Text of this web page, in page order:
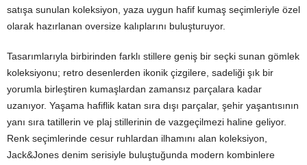
satışa sunulan koleksiyon, yaza uygun hafif kumaş seçimleriyle özel
olarak hazırlanan oversize kalıplarını buluşturuyor.
Tasarımlarıyla birbirinden farklı stillere geniş bir seçki sunan gömlek
koleksiyonu; retro desenlerden ikonik çizgilere, sadeliği şık bir
yorumla birleştiren kumaşlardan zamansız parçalara kadar
uzanıyor. Yaşama hafiflik katan sıra dışı parçalar, şehir yaşantısının
yanı sıra tatillerin ve plaj stillerinin de vazgeçilmezi haline geliyor.
Renk seçimlerinde cesur ruhlardan ilhamını alan koleksiyon,
Jack&Jones denim serisiyle buluştuğunda modern kombinlere